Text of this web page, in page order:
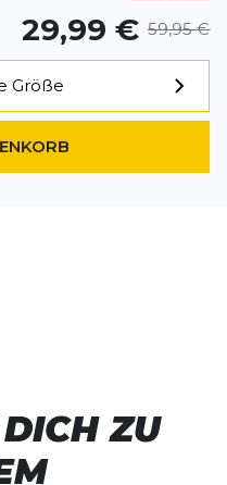
29,99 € 59,95 €
Größe
ZU